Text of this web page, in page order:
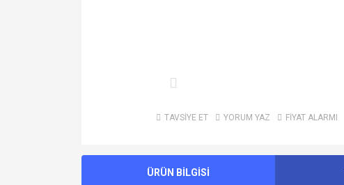
TAVSİYE ET YORUM YAZ FİYAT ALARMI
ÜRÜN BİLGİSİ